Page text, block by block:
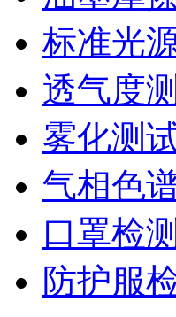
标准光
透气度
雾化测
气相色
口罩检
防护服